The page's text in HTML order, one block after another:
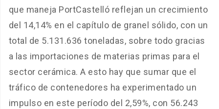
que maneja PortCastelló reflejan un crecimiento
del 14,14% en el capítulo de granel sólido, con un
total de 5.131.636 toneladas, sobre todo gracias
a las importaciones de materias primas para el
sector cerámica. A esto hay que sumar que el
tráfico de contenedores ha experimentado un
impulso en este período del 2,59%, con 56.243